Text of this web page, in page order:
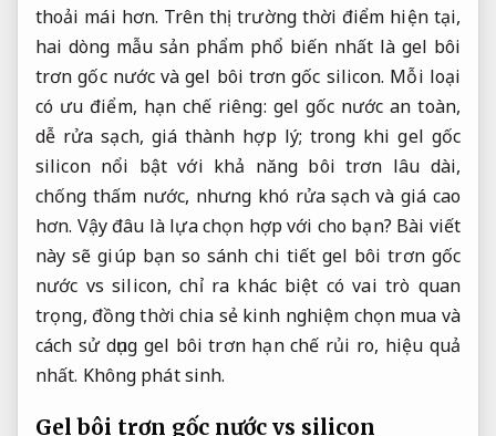
thoải mái hơn. Trên thị trường thời điểm hiện tại,
hai dòng mẫu sản phẩm phổ biến nhất là gel bôi
trơn gốc nước và gel bôi trơn gốc silicon. Mỗi loại
có ưu điểm, hạn chế riêng: gel gốc nước an toàn,
dễ rửa sạch, giá thành hợp lý; trong khi gel gốc
silicon nổi bật với khả năng bôi trơn lâu dài,
chống thấm nước, nhưng khó rửa sạch và giá cao
hơn. Vậy đâu là lựa chọn hợp với cho bạn? Bài viết
này sẽ giúp bạn so sánh chi tiết gel bôi trơn gốc
nước vs silicon, chỉ ra khác biệt có vai trò quan
trọng, đồng thời chia sẻ kinh nghiệm chọn mua và
cách sử dụng gel bôi trơn hạn chế rủi ro, hiệu quả
nhất. Không phát sinh.
Gel bôi trơn gốc nước vs silicon